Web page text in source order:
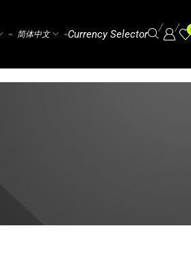
⌁ 简体中文 ⌁Currency Selector
/ /